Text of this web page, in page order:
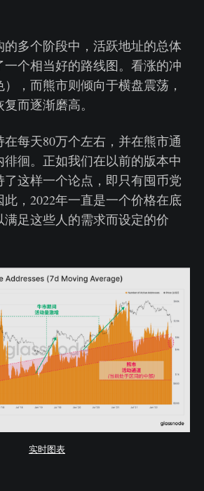
多个阶段中，活跃地址的总体
个相当好的路线图。看涨的冲
，而熊市则倾向于横盘震荡，
而逐渐磨高。
每天80万个左右，并在熊市通
徊。正如我们在以前的版本中
这样一个论点，即只有囤币党
，2022年一直是一个价格在底
足这些人的需求而设定的价
实时图表